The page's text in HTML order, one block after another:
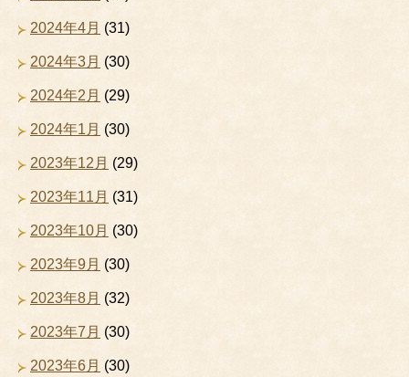
2024年4月 (31)
2024年3月 (30)
2024年2月 (29)
2024年1月 (30)
2023年12月 (29)
2023年11月 (31)
2023年10月 (30)
2023年9月 (30)
2023年8月 (32)
2023年7月 (30)
2023年6月 (30)